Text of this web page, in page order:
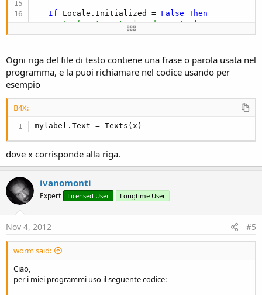
If Locale.Initialized = False
Then
' if not initialized, initialize
      Locale.Initialize
' set the language
If Locale.Language <> "" Then
' set language file
         fileName = Locale.language &
End If
If
File.Exists(File
         fileName =
"it.txt"
Log ( "load default language: it"
' initialize reader
   Reader.Initialize(
File.OpenInput(
' read each line of file
Do
      i = i +
Loop
Ogni riga del file di testo contiene una frase o parola usata nel
programma, e la puoi richiamare nel codice usando per
esempio
B4X:
mylabel.Text = Texts(x)
dove x corrisponde alla riga.
ivanomonti
Expert Licensed User Longtime User
Nov 4, 2012 #5
worm said:
Ciao,
per i miei programmi uso il seguente codice: